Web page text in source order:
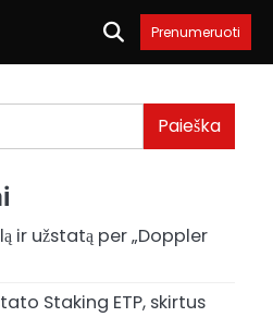
Prenumeruoti
Paieška
ir užstatą per „Doppler
Staking ETP, skirtus